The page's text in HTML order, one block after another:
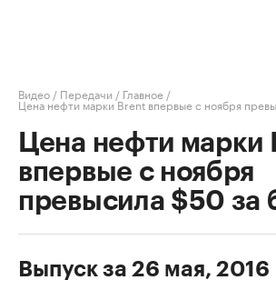
Видео / Передачи / Главное /
Цена нефти марки Brent впервые с ноября
Цена нефти марки
впервые с ноября
превысила $50 за
Выпуск за 26 мая, 2016